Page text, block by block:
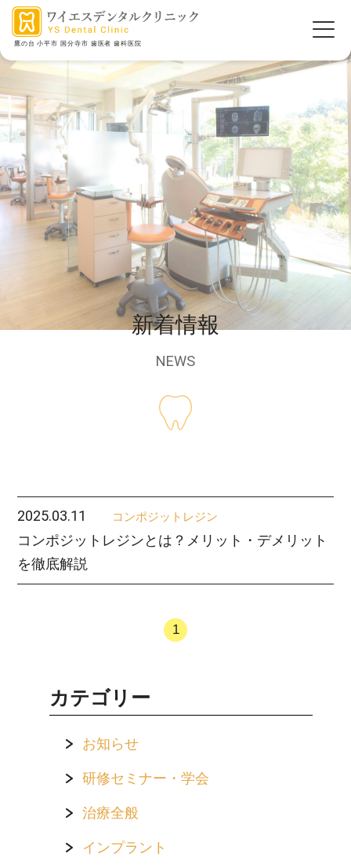
鷹の台 小平市 国分寺市 歯医者 歯科医院
新着情報
NEWS
2025.03.11 コンポジットレジン
コンポジットレジンとは？メリット・デメリット
を徹底解説
1
カテゴリー
お知らせ
研修セミナー・学会
治療全般
インプラント